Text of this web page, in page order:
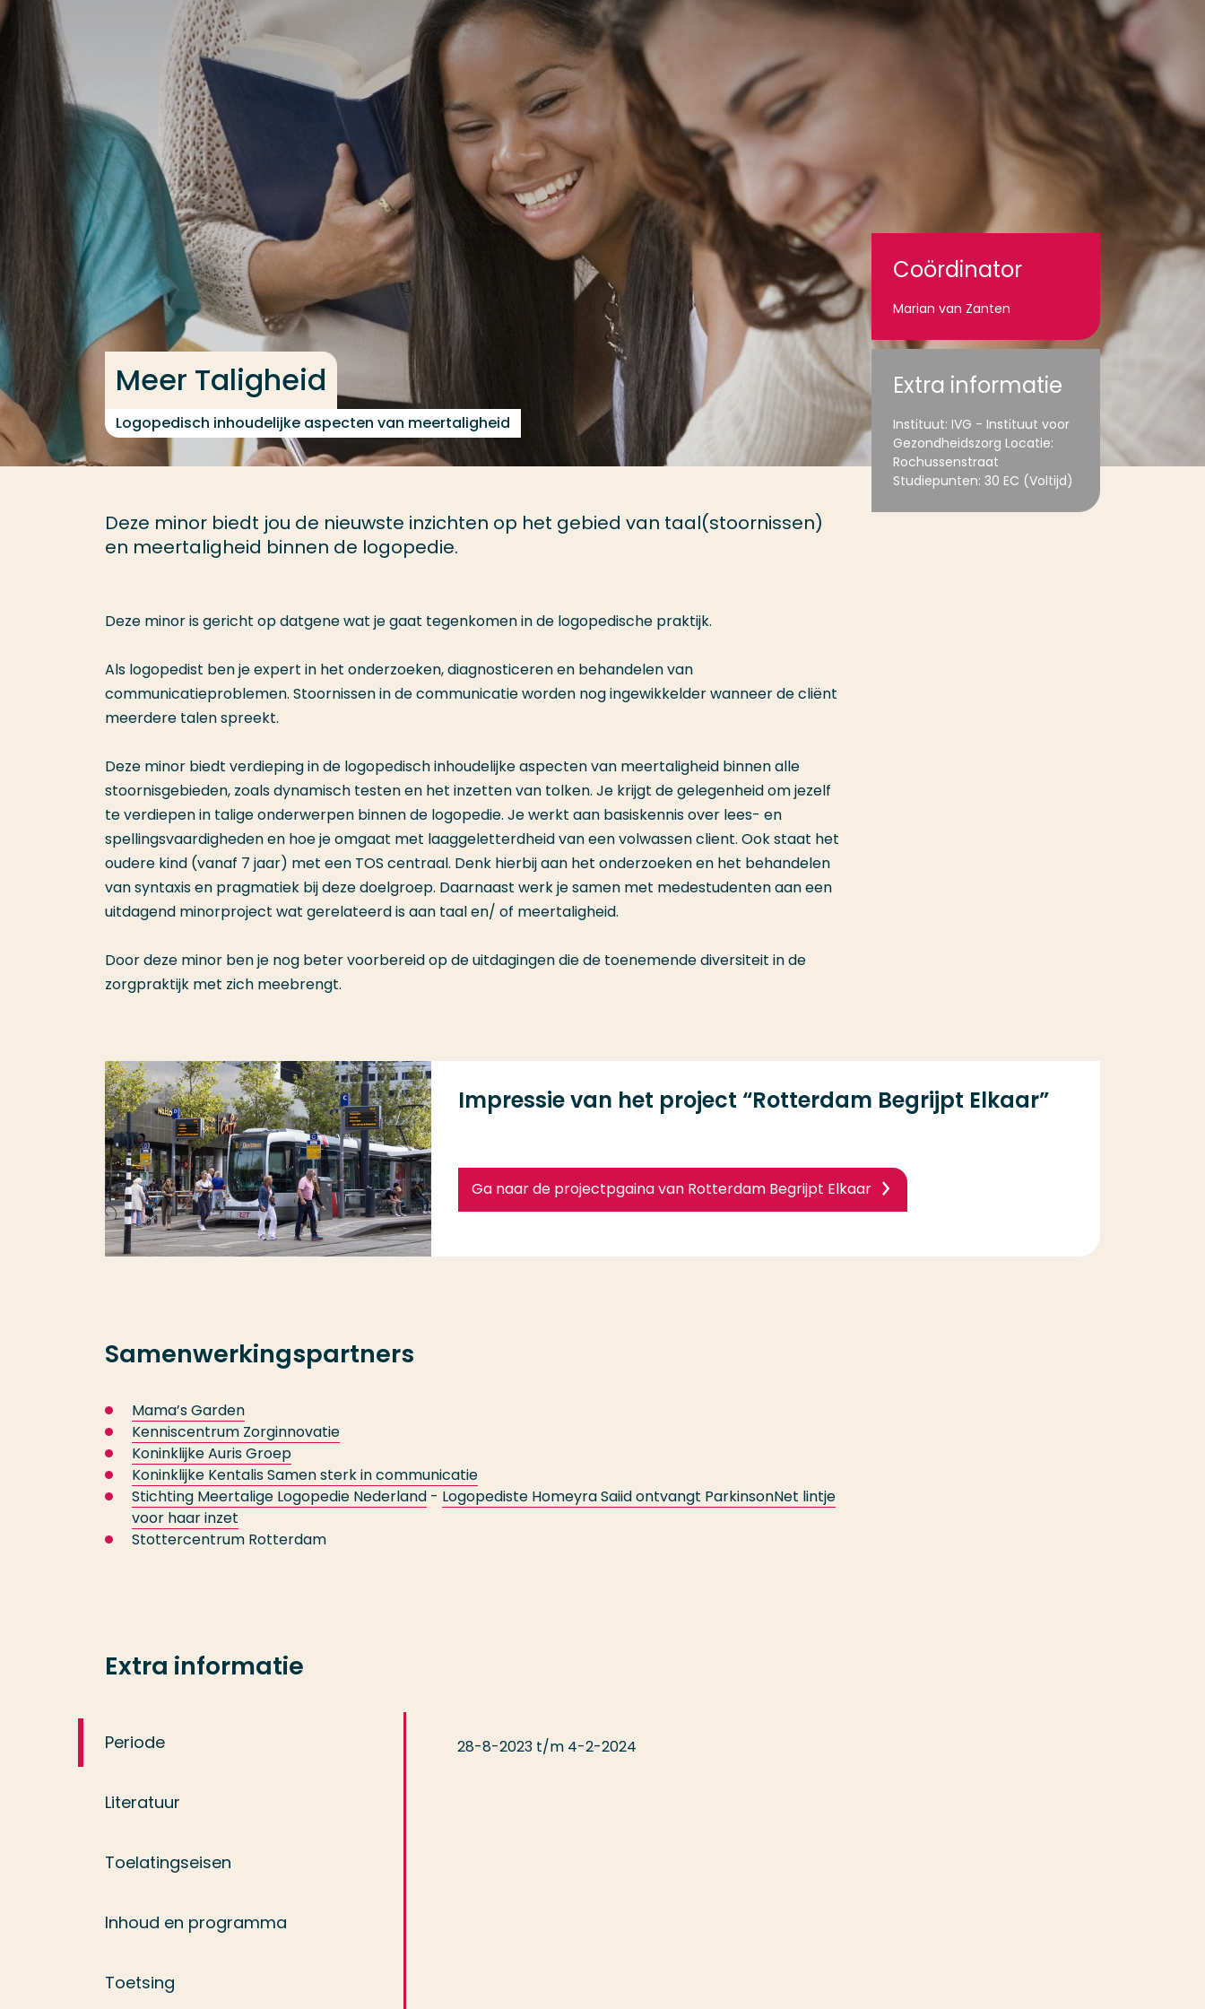
Ga direct naar de content
Meer Taligheid
Logopedisch inhoudelijke aspecten van meertaligheid
Deze minor biedt jou de nieuwste inzichten op het gebied van taal(stoornissen)
en meertaligheid binnen de logopedie.
Coördinator
Marian van Zanten
Extra informatie
Instituut: IVG - Instituut voor
Gezondheidszorg Locatie:
Rochussenstraat
Studiepunten: 30 EC (Voltijd)
Deze minor is gericht op datgene wat je gaat tegenkomen in de logopedische praktijk.
Als logopedist ben je expert in het onderzoeken, diagnosticeren en behandelen van
communicatieproblemen. Stoornissen in de communicatie worden nog ingewikkelder wanneer de cliënt
meerdere talen spreekt.
Deze minor biedt verdieping in de logopedisch inhoudelijke aspecten van meertaligheid binnen alle
stoornisgebieden, zoals dynamisch testen en het inzetten van tolken. Je krijgt de gelegenheid om jezelf
te verdiepen in talige onderwerpen binnen de logopedie. Je werkt aan basiskennis over lees- en
spellingsvaardigheden en hoe je omgaat met laaggeletterdheid van een volwassen client. Ook staat het
oudere kind (vanaf 7 jaar) met een TOS centraal. Denk hierbij aan het onderzoeken en het behandelen
van syntaxis en pragmatiek bij deze doelgroep. Daarnaast werk je samen met medestudenten aan een
uitdagend minorproject wat gerelateerd is aan taal en/ of meertaligheid.
Door deze minor ben je nog beter voorbereid op de uitdagingen die de toenemende diversiteit in de
zorgpraktijk met zich meebrengt.
Impressie van het project “Rotterdam Begrijpt Elkaar”
Ga naar de projectpgaina van Rotterdam Begrijpt Elkaar
Samenwerkingspartners
Mama’s Garden
Kenniscentrum Zorginnovatie
Koninklijke Auris Groep
Koninklijke Kentalis Samen sterk in communicatie
Stichting Meertalige Logopedie Nederland - Logopediste Homeyra Saiid ontvangt ParkinsonNet lintje
voor haar inzet
Stottercentrum Rotterdam
Extra informatie
Periode 28-8-2023 t/m 4-2-2024
Literatuur
Toelatingseisen
Inhoud en programma
Toetsing
Veel gezocht
Opleiding
Contact